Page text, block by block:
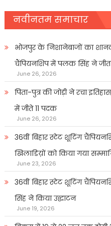
नवीनतम समाचार
भोजपुर के निशानेबाजों का
चैंपियनशिप में पलक सिंह ने
June 26, 2026
पिता-पुत्र की जोड़ी ने रचा
में जीते 11 पदक
June 26, 2026
36वीं बिहार स्टेट शूटिंग
खिलाडिय़ों को किया गया
June 23, 2026
36वीं बिहार स्टेट शूटिंग
सिंह ने किया उद्घाटन
June 19, 2026